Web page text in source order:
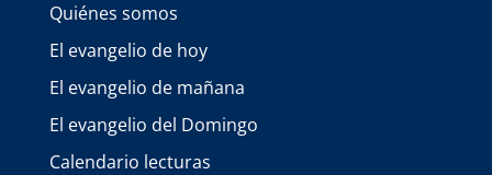
Quiénes somos
El evangelio de hoy
El evangelio de mañana
El evangelio del Domingo
Calendario lecturas